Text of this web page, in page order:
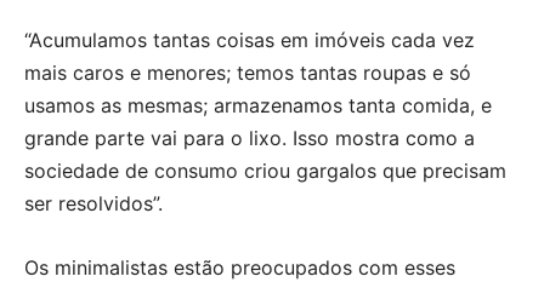
“Acumulamos tantas coisas em imóveis cada vez
mais caros e menores; temos tantas roupas e só
usamos as mesmas; armazenamos tanta comida, e
grande parte vai para o lixo. Isso mostra como a
sociedade de consumo criou gargalos que precisam
ser resolvidos”.
Os minimalistas estão preocupados com esses